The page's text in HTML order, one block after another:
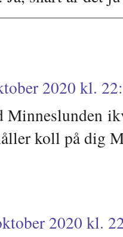
2020 kl.
Minneslunden
koll på dig
2020 kl.